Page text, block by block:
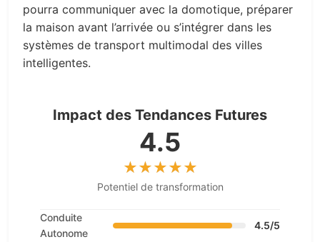
pourra communiquer avec la domotique, préparer
la maison avant l’arrivée ou s’intégrer dans les
systèmes de transport multimodal des villes
intelligentes.
Impact des Tendances Futures
4.5
Potentiel de transformation
Conduite
Autonome
4.5/5